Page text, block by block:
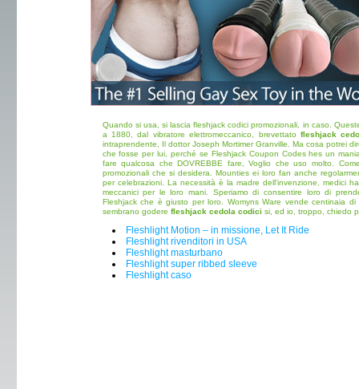
Quando si usa, si lascia fleshjack codici promozionali, in caso.
a 1880, dal vibratore elettromeccanico, brevettato fleshjack
intraprendente, Il dottor Joseph Mortimer Granville. Ma cosa potrei
che fosse per lui, perché se Fleshjack Coupon Codes hes un
fare qualcosa che DOVREBBE fare, Voglio che uso molto.
promozionali che si desidera. Mounties ei loro fan anche
per celebrazioni. La necessità è la madre dell'invenzione, medici
meccanici per le loro mani. Speriamo di consentire loro di
Fleshjack che è giusto per loro. Womyns Ware vende centinaia
sembrano godere fleshjack cedola codici si, ed io, troppo, chiedo
Fleshlight Motion – in missione, Let It Ride
Fleshlight rivenditori in USA
Fleshlight masturbano
Fleshlight super ribbed sleeve
Fleshlight caso